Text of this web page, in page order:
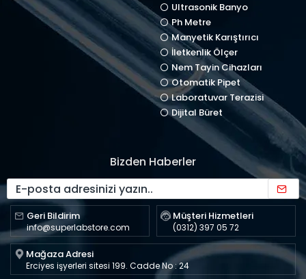
Ultrasonik Banyo
Ph Metre
Manyetik Karıştırıcı
İletkenlik Ölçer
Nem Tayin Cihazları
Otomatik Pipet
Laboratuvar Terazisi
Dijital Büret
Bizden Haberler
Geri Bildirim
info@superlabstore.com
Müşteri Hizmetleri
(0312) 397 05 72
Mağaza Adresi
Erciyes işyerleri sitesi 199. Cadde No : 24